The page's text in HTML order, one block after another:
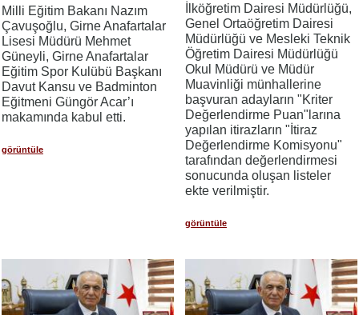
Milli Eğitim Bakanı Nazım
Çavuşoğlu, Girne Anafartalar
Lisesi Müdürü Mehmet
Güneyli, Girne Anafartalar
Eğitim Spor Kulübü Başkanı
Davut Kansu ve Badminton
Eğitmeni Güngör Acar’ı
makamında kabul etti.
görüntüle
İlköğretim Dairesi Müdürlüğü,
Genel Ortaöğretim Dairesi
Müdürlüğü ve Mesleki Teknik
Öğretim Dairesi Müdürlüğü
Okul Müdürü ve Müdür
Muavinliği münhallerine
başvuran adayların "Kriter
Değerlendirme Puan"larına
yapılan itirazların "İtiraz
Değerlendirme Komisyonu"
tarafından değerlendirmesi
sonucunda oluşan listeler
ekte verilmiştir.
görüntüle